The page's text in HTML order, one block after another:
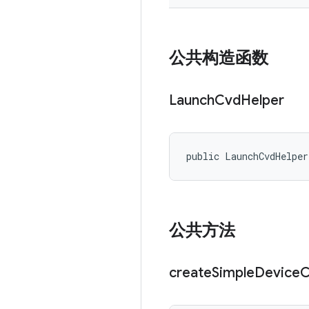
公共构造函数
LaunchCvdHelper
public
公共方法
createSimpleDevice